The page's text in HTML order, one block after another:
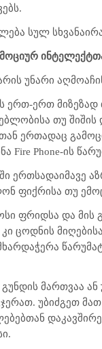
სულ
უნარი
ერთ-ერთ
თუ შიშის
ერთადაც
Fire Phone-ის
ერთსადაიმავე
ფიქრისა თუ
ფრიდსა და მის
ცოდნის
მართვაა
უბიძგეთ